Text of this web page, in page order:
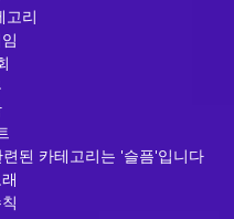
고리
된 카테고리는 '슬픔'입니다